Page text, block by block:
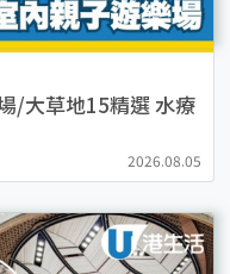
/大草地15精選 水療
2026.08.05